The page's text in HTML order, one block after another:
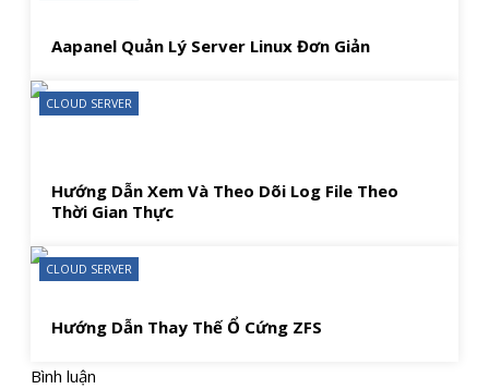
Aapanel Quản Lý Server Linux Đơn Giản
CLOUD SERVER
Hướng Dẫn Xem Và Theo Dõi Log File Theo
Thời Gian Thực
CLOUD SERVER
Hướng Dẫn Thay Thế Ổ Cứng ZFS
Bình luận